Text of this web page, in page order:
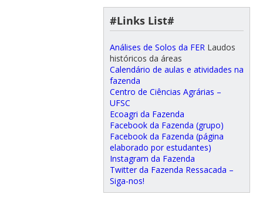
#Links List#
Análises de Solos da FER Laudos
históricos da áreas
Calendário de aulas e atividades na
fazenda
Centro de Ciências Agrárias –
UFSC
Ecoagri da Fazenda
Facebook da Fazenda (grupo)
Facebook da Fazenda (página
elaborado por estudantes)
Instagram da Fazenda
Twitter da Fazenda Ressacada –
Siga-nos!